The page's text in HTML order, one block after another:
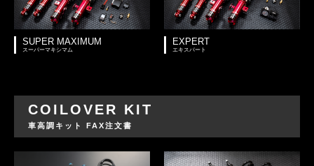
SUPER MAXIMUM
スーパーマキシマム
EXPERT
エキスパート
COILOVER KIT
車高調キット FAX注文書